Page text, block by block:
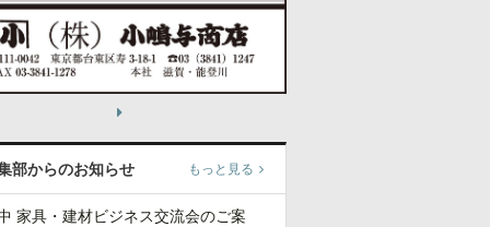
部からのお知らせ もっと見る
家具・建材ビジネス交流会のご案